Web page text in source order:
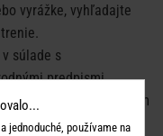
vyrážke, vyhľadajte
súlade s
predpismi.
najmenej 4-10 cm
od detí a
jednoduché, používame na